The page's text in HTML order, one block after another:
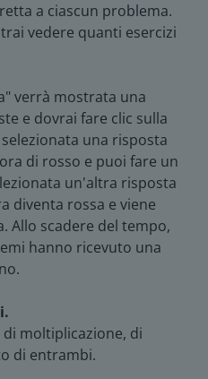
a ciascun problema.
vedere quanti esercizi
verrà mostrata una
e dovrai fare clic sulla
una risposta
di rosso e puoi fare un
un'altra risposta
diventa rossa e viene
Allo scadere del tempo,
hanno ricevuto una
moltiplicazione, di
di entrambi.